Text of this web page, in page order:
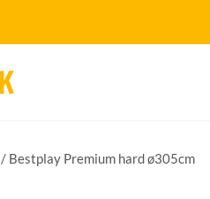
/ Bestplay Premium hard ø305cm